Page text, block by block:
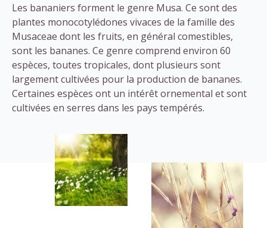
Les bananiers forment le genre Musa. Ce sont des
plantes monocotylédones vivaces de la famille des
Musaceae dont les fruits, en général comestibles,
sont les bananes. Ce genre comprend environ 60
espèces, toutes tropicales, dont plusieurs sont
largement cultivées pour la production de bananes.
Certaines espèces ont un intérêt ornemental et sont
cultivées en serres dans les pays tempérés.